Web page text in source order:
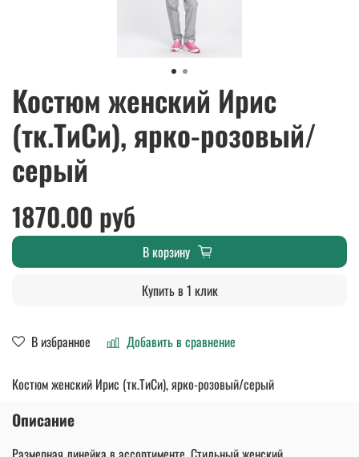
Костюм женский Ирис
(тк.ТиСи), ярко-розовый/
серый
В избранное Добавить в сравнение
1870.00 руб
В корзину
Купить в 1 клик
Костюм женский Ирис (тк.ТиСи), ярко-розовый/серый
Описание